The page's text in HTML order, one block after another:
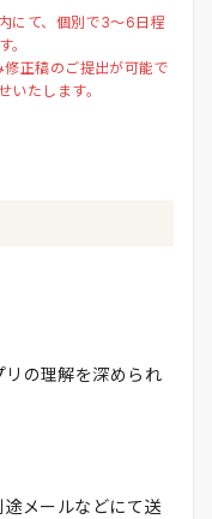
にて、個別で3～6日程
。
正稿のご提出が可能で
いたします。
リの理解を深められ
メールなどにて送